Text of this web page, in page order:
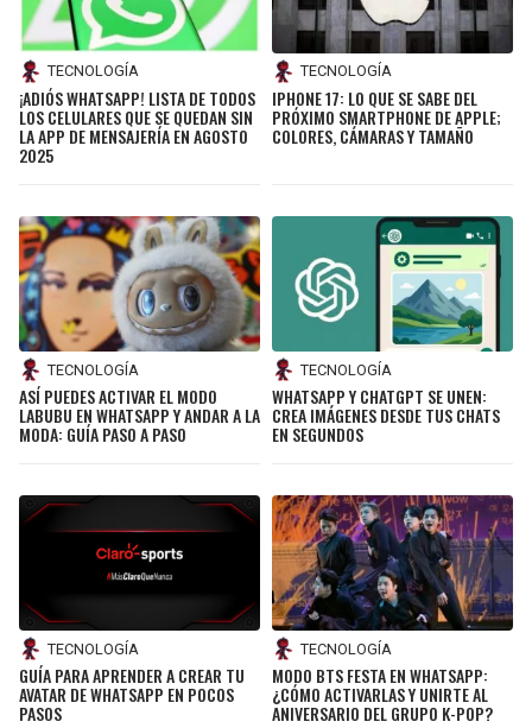
TECNOLOGÍA
¡ADIÓS WHATSAPP! LISTA DE TODOS
LOS CELULARES QUE SE QUEDAN SIN
LA APP DE MENSAJERÍA EN AGOSTO
2025
TECNOLOGÍA
IPHONE 17: LO QUE SE SABE DEL
PRÓXIMO SMARTPHONE DE APPLE;
COLORES, CÁMARAS Y TAMAÑO
TECNOLOGÍA
ASÍ PUEDES ACTIVAR EL MODO
LABUBU EN WHATSAPP Y ANDAR A LA
MODA: GUÍA PASO A PASO
TECNOLOGÍA
WHATSAPP Y CHATGPT SE UNEN:
CREA IMÁGENES DESDE TUS CHATS
EN SEGUNDOS
TECNOLOGÍA
GUÍA PARA APRENDER A CREAR TU
AVATAR DE WHATSAPP EN POCOS
PASOS
TECNOLOGÍA
MODO BTS FESTA EN WHATSAPP:
¿CÓMO ACTIVARLAS Y UNIRTE AL
ANIVERSARIO DEL GRUPO K-POP?